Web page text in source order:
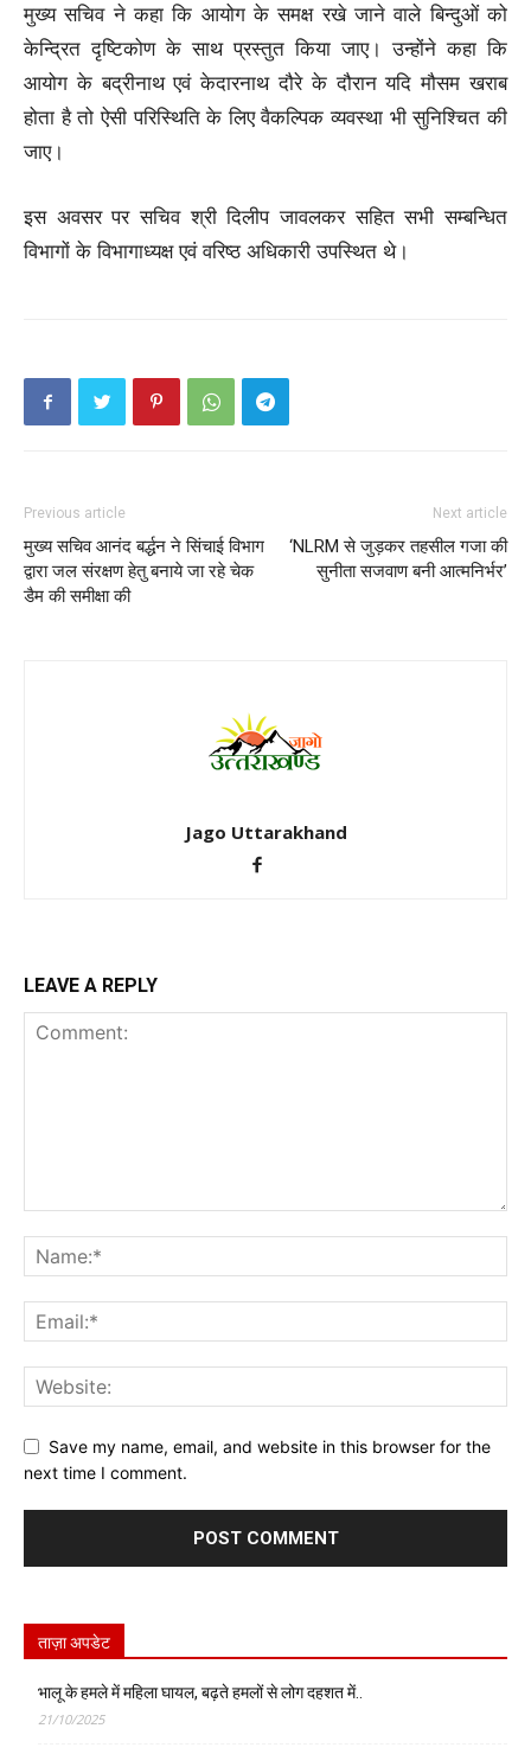
मुख्य सचिव ने कहा कि आयोग के समक्ष रखे जाने वाले बिन्दुओं को
केन्द्रित दृष्टिकोण के साथ प्रस्तुत किया जाए। उन्होंने कहा कि
आयोग के बद्रीनाथ एवं केदारनाथ दौरे के दौरान यदि मौसम खराब
होता है तो ऐसी परिस्थिति के लिए वैकल्पिक व्यवस्था भी सुनिश्चित की
जाए।
इस अवसर पर सचिव श्री दिलीप जावलकर सहित सभी सम्बन्धित
विभागों के विभागाध्यक्ष एवं वरिष्ठ अधिकारी उपस्थित थे।
Previous article
मुख्य सचिव आनंद बर्द्धन ने सिंचाई विभाग
द्वारा जल संरक्षण हेतु बनाये जा रहे चेक
डैम की समीक्षा की
Next article
‘NLRM से जुड़कर तहसील गजा की
सुनीता सजवाण बनी आत्मनिर्भर’
Jago Uttarakhand
LEAVE A REPLY
Save my name, email, and website in this browser for the
next time I comment.
ताज़ा अपडेट
भालू के हमले में महिला घायल, बढ़ते हमलों से लोग दहशत में..
21/10/2025